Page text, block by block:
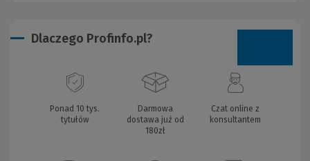
Dlaczego Profinfo.pl?
Ponad 10 tys.
tytułów
Darmowa
dostawa już od
180zł
Czat online z
konsultantem